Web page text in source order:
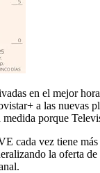
en el mejor
a las nuevas
porque
cada vez tiene
la oferta